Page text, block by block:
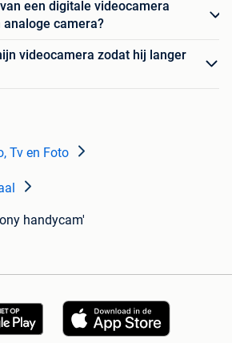
een digitale videocamera
camera?
videocamera zodat hij langer
Tv en Foto
handycam'